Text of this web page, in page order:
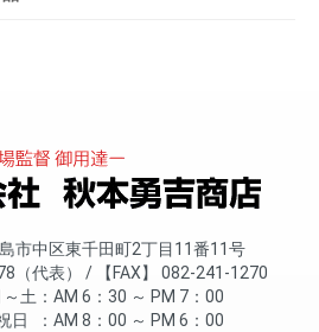
市中区東千田町2丁目11番11号
（代表） FAX
082-241-1270
～土
AM 6：30 ～ PM 7：00
日
AM 8：00 ～ PM 6：00